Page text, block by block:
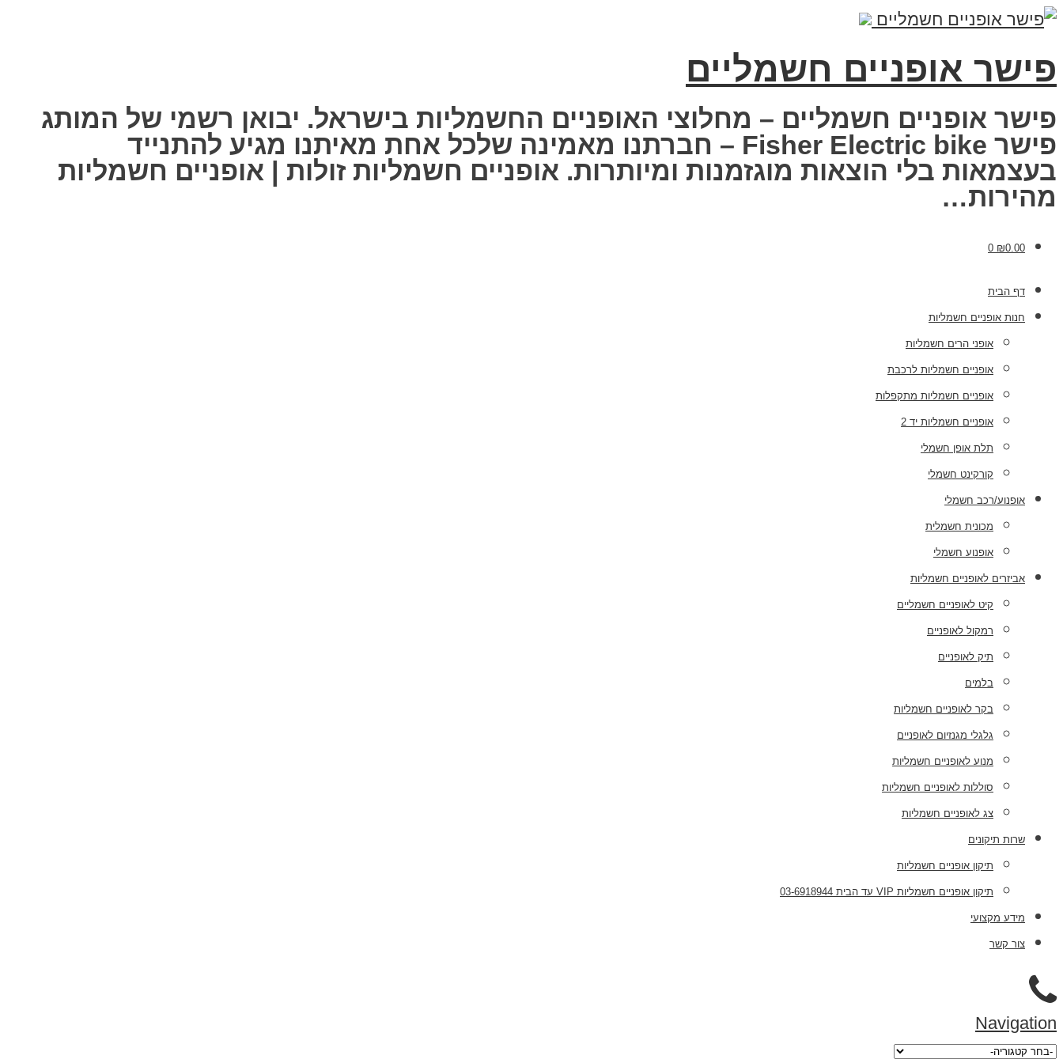
פישר אופניים חשמליים
פישר אופניים חשמליים – מחלוצי האופניים החשמליות בישראל. יבואן רשמי של המותג
פישר Fisher Electric bike – חברתנו מאמינה שלכל אחת מאיתנו מגיע להתנייד
בעצמאות בלי הוצאות מוגזמנות ומיותרות. אופניים חשמליות זולות | אופניים חשמליות
מהירות…
₪0.00
0
דף הבית
חנות אופניים חשמליות
אופני הרים חשמליות
אופניים חשמליות לרכבת
אופניים חשמליות מתקפלות
אופניים חשמליות יד 2
תלת אופן חשמלי
קורקינט חשמלי
אופנוע/רכב חשמלי
מכונית חשמלית
אופנוע חשמלי
אביזרים לאופניים חשמליות
קיט לאופניים חשמליים
רמקול לאופניים
תיק לאופניים
בלמים
בקר לאופניים חשמליות
גלגלי מגנזיום לאופניים
מנוע לאופניים חשמליות
סוללות לאופניים חשמליות
צג לאופניים חשמליות
שרות תיקונים
תיקון אופניים חשמליות
תיקון אופניים חשמליות VIP עד הבית 03-6918944
מידע מקצועי
צור קשר
Navigation